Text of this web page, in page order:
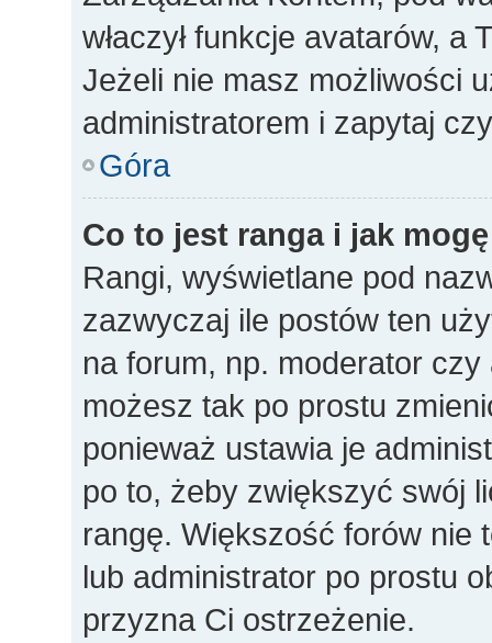
właczył funkcje avatarów,
Jeżeli nie masz możliwości
administratorem i zapytaj
Góra
Co to jest ranga i jak
Rangi, wyświetlane pod
zazwyczaj ile postów ten
na forum, np. moderator
możesz tak po prostu
ponieważ ustawia je
po to, żeby zwiększyć swój
rangę. Większość forów nie
lub administrator po prostu
przyzna Ci ostrzeżenie.